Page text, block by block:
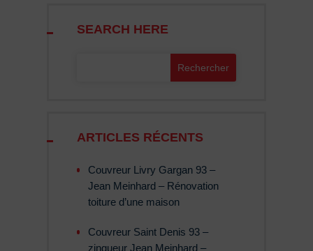
SEARCH HERE
ARTICLES RÉCENTS
Couvreur Livry Gargan 93 –
Jean Meinhard – Rénovation
toiture d’une maison
Couvreur Saint Denis 93 –
zingueur Jean Meinhard –